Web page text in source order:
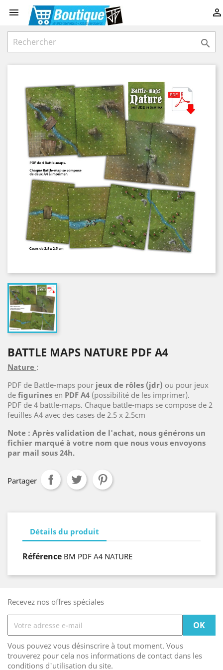
 

BATTLE MAPS NATURE PDF A4
Nature :
PDF de Battle-maps pour jeux de rôles (jdr) ou pour jeux
de figurines en PDF A4 (possibilité de les imprimer).
PDF de 4 battle-maps. Chaque battle-maps se compose de 2
feuilles A4 avec des cases de 2.5 x 2.5cm
Note : Après validation de l'achat, nous générons un
fichier marqué à votre nom que nous vous envoyons
par mail sous 24h.
Partager
Détails du produit
Référence BM PDF A4 NATURE
Recevez nos offres spéciales
Vous pouvez vous désinscrire à tout moment. Vous
trouverez pour cela nos informations de contact dans les
conditions d'utilisation du site.